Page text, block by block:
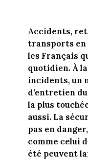
Accidents,
transports en
les Français
quotidien. À
incidents, un
d’entretien
la plus
aussi. La
pas en
comme celui
été peuvent